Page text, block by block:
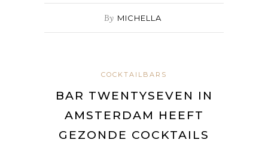
By MICHELLA
COCKTAILBARS
BAR TWENTYSEVEN IN
AMSTERDAM HEEFT
GEZONDE COCKTAILS